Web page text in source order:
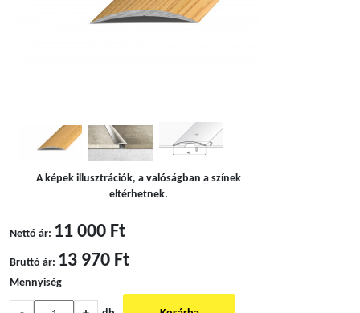
A képek illusztrációk, a valóságban a színek
eltérhetnek.
Nettó ár: 11 000 Ft
Bruttó ár: 13 970 Ft
Mennyiség